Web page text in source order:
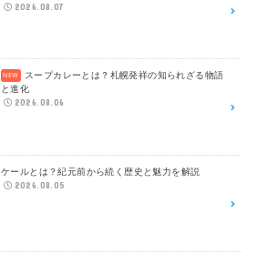
2026.08.07
スープカレーとは？札幌発祥の知られざる物語
と進化
2026.08.06
ケールとは？紀元前から続く歴史と魅力を解説
2026.08.05